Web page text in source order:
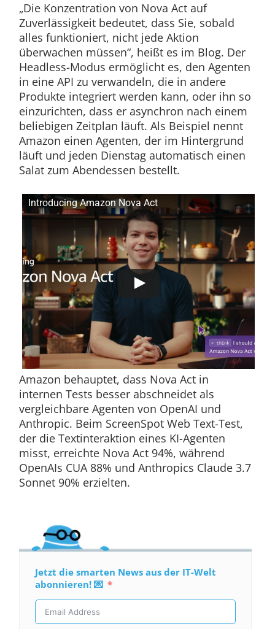
„Die Konzentration von Nova Act auf
Zuverlässigkeit bedeutet, dass Sie, sobald
alles funktioniert, nicht jede Aktion
überwachen müssen“, heißt es im Blog. Der
Headless-Modus ermöglicht es, den Agenten
in eine API zu verwandeln, die in andere
Produkte integriert werden kann, oder ihn so
einzurichten, dass er asynchron nach einem
beliebigen Zeitplan läuft. Als Beispiel nennt
Amazon einen Agenten, der im Hintergrund
läuft und jeden Dienstag automatisch einen
Salat zum Abendessen bestellt.
Introducing Amazon Nova Act
Amazon behauptet, dass Nova Act in
internen Tests besser abschneidet als
vergleichbare Agenten von OpenAI und
Anthropic. Beim ScreenSpot Web Text-Test,
der die Textinteraktion eines KI-Agenten
misst, erreichte Nova Act 94%, während
OpenAIs CUA 88% und Anthropics Claude 3.7
Sonnet 90% erzielten.
Jetzt die smarten News aus der IT-Welt
abonnieren! 💌